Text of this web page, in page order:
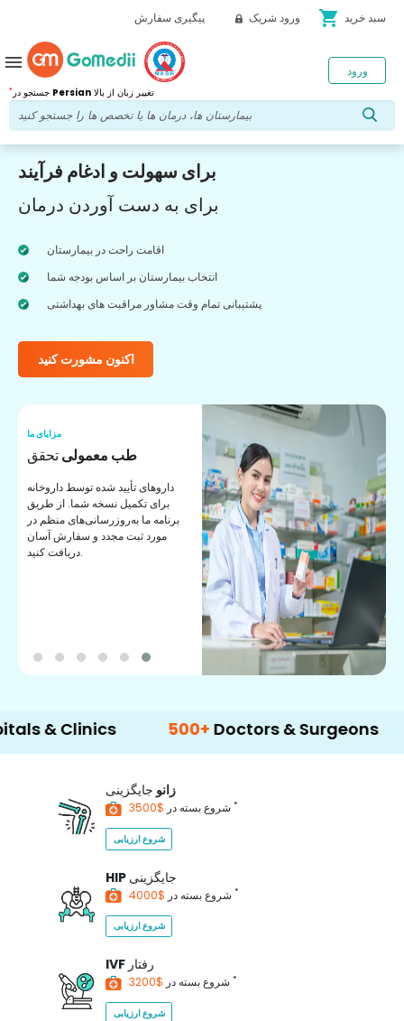
پیگیری سفارش ورود شریک shopping_cart سبد خرید
* Persian تغییر زبان از بالا
ورود menu
برای سهولت و ادغام فرآیند
برای به دست آوردن درمان
اقامت راحت در بیمارستان
انتخاب بیمارستان بر اساس بودجه شما
پشتیبانی تمام وقت مشاور مراقبت های بهداشتی
اکنون مشورت کنید
مزایای ما
طب معمولیتحقق
داروهای تأیید شده توسط داروخانه
برای تکمیل نسخه شما. از طریق
برنامه ما به‌روزرسانی‌های منظم در
مورد ثبت مجدد و سفارش آسان
دریافت کنید.
500+ Doctors & Surgeons 14+
زانو جایگزینی
شروع بسته در *
شروع ارزیابی
HIP جایگزینی
شروع بسته در *
شروع ارزیابی
IVF رفتار
شروع بسته در *
شروع ارزیابی